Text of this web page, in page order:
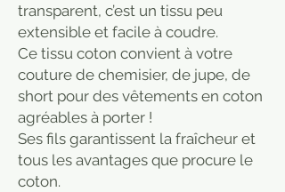
transparent, c’est un tissu peu
extensible et facile à coudre.
Ce tissu coton convient à votre
couture de chemisier, de jupe, de
short pour des vêtements en coton
agréables à porter !
Ses fils garantissent la fraîcheur et
tous les avantages que procure le
coton.